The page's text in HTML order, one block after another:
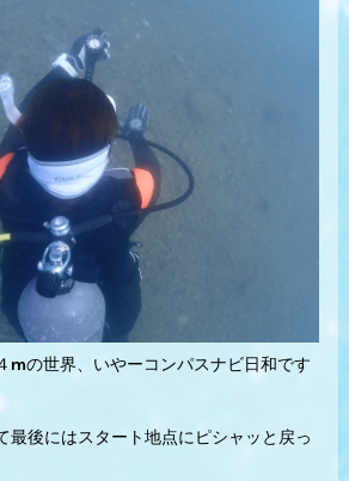
mの世界、いやーコンパスナビ日和です
最後にはスタート地点にピシャッと戻っ